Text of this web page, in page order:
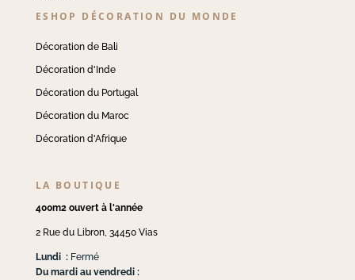
ESHOP DÉCORATION DU MONDE
Décoration de Bali
Décoration d'Inde
Décoration du Portugal
Décoration du Maroc
Décoration d'Afrique
LA BOUTIQUE
400m2 ouvert à l'année
2 Rue du Libron, 34450 Vias
Lundi :Fermé
Du mardi au vendredi :